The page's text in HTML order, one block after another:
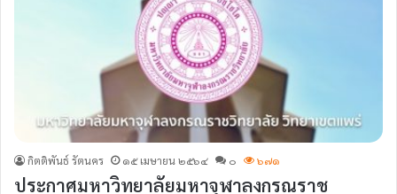
กิตติพันธ์ รัตนคร ๑๕ เมษายน ๒๕๖๔ ๐ ๖๗๑
ประกาศมหาวิทยาลัยมหาจุฬาลงกรณราช